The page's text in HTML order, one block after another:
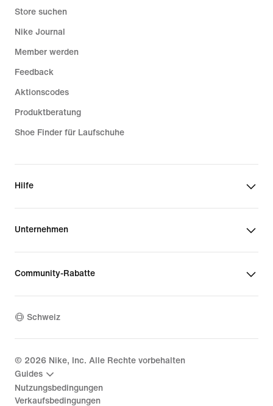
Store suchen
Nike Journal
Member werden
Feedback
Aktionscodes
Produktberatung
Shoe Finder für Laufschuhe
Hilfe
Unternehmen
Community-Rabatte
Schweiz
© 2026 Nike, Inc. Alle Rechte vorbehalten
Guides
Nutzungsbedingungen
Verkaufsbedingungen